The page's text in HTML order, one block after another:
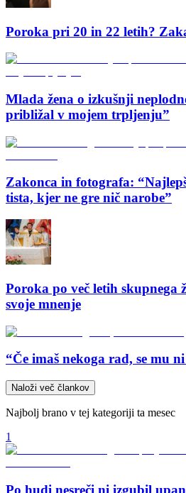
Poroka pri 20 in 22 letih?
Mlada žena o izkušnji
približal v mojem trpljenju”
Zakonca in fotografa:
tista, kjer ne gre nič narobe”
Poroka po več letih skupnega
svoje mnenje
“Če imaš nekoga rad, se mu
Naloži več člankov
Najbolj brano v tej kategoriji ta mesec
1
Po hudi nesreči ni izgubil